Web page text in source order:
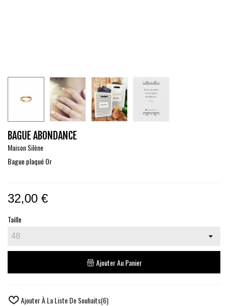
BAGUE ABONDANCE
Maison Silène
Bague plaqué Or
32,00 €
Taille
Ajouter Au Panier
Ajouter À La Liste De Souhaits(6)